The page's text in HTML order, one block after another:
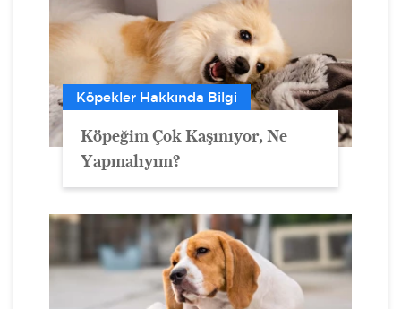
Köpekler Hakkında Bilgi
Köpeğim Çok Kaşınıyor, Ne
Yapmalıyım?